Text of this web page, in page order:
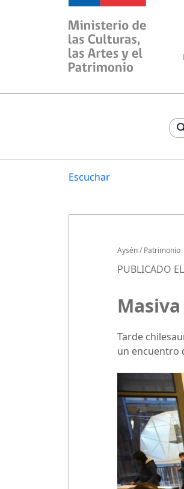
Ministerio
Escuchar
Aysén/Patrimonio
PUBLICADO
Tarde
un encuentro